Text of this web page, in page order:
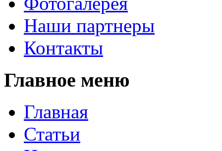
Наши партнеры
Контакты
Главное меню
Главная
Статьи